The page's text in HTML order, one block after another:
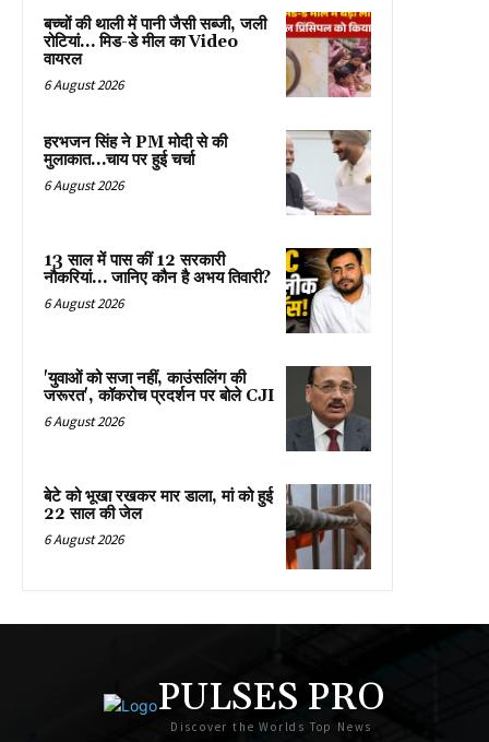
बच्चों की थाली में पानी जैसी सब्जी, जली
रोटियां… मिड-डे मील का Video
वायरल
6 August 2026
हरभजन सिंह ने PM मोदी से की
मुलाकात…चाय पर हुई चर्चा
6 August 2026
13 साल में पास कीं 12 सरकारी
नौकरियां… जान‍िए कौन है अभय तिवारी?
6 August 2026
'युवाओं को सजा नहीं, काउंसलिंग की
जरूरत', कॉकरोच प्रदर्शन पर बोले CJI
6 August 2026
बेटे को भूखा रखकर मार डाला, मां को हुई
22 साल की जेल
6 August 2026
PULSES PRO
Discover the Worlds Top News